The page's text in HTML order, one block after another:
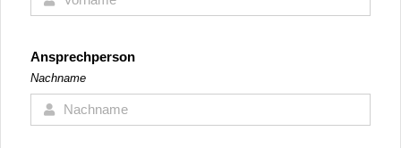
Ansprechperson
Nachname